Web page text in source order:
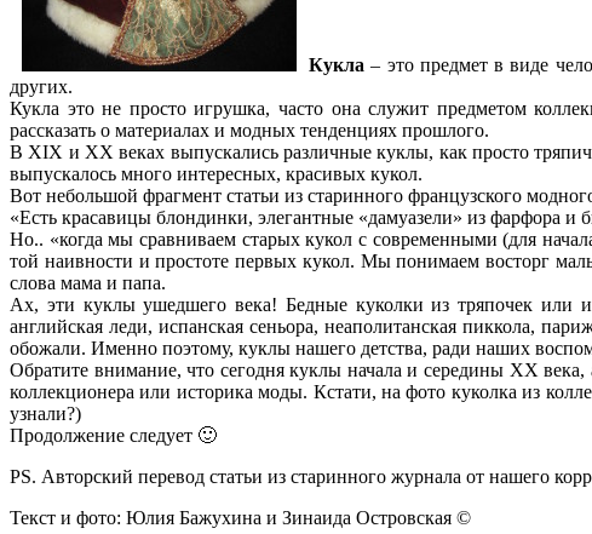
Кукла – это предмет в виде
других.
Кукла это не просто игрушка, часто она служит предметом
рассказать о материалах и модных тенденциях прошлого.
В XIX и XX веках выпускались различные куклы, как просто
выпускалось много интересных, красивых кукол.
Вот небольшой фрагмент статьи из старинного французского
«Есть красавицы блондинки, элегантные «дамуазели» из фарфора
Но.. «когда мы сравниваем старых кукол с современными (для
той наивности и простоте первых кукол. Мы понимаем восторг
слова мама и папа.
Ах, эти куклы ушедшего века! Бедные куколки из тряпочек или
английская леди, испанская сеньора, неаполитанская пиккола,
обожали. Именно поэтому, куклы нашего детства, ради наших
Обратите внимание, что сегодня куклы начала и середины XX
коллекционера или историка моды. Кстати, на фото куколка из
узнали?)
Продолжение следует 🙂
PS. Авторский перевод статьи из старинного журнала от нашего
Текст и фото: Юлия Бажухина и Зинаида Островская ©